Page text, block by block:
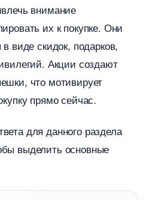
внимание
их к покупке. Они
виде скидок, подарков,
Акции создают
что мотивирует
прямо сейчас.
для данного раздела
выделить основные